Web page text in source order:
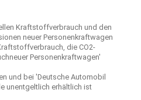
Kraftstoffverbrauch und den
neuer Personenkraftwagen
die CO2-
Personenkraftwagen'
und bei 'Deutsche Automobil
unentgeltlich erhältlich ist